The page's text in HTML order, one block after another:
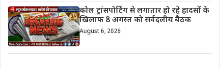
कोल ट्रांसपोर्टिंग से लगातार हो रहे हादसों के
खिलाफ 8 अगस्त को सर्वदलीय बैठक
August 6, 2026